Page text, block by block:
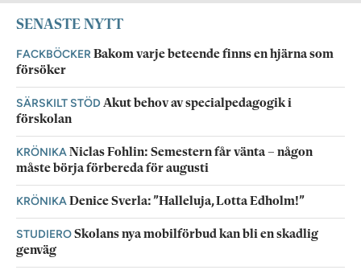
SENASTE NYTT
FACKBÖCKER Bakom varje beteende finns en hjärna som
försöker
SÄRSKILT STÖDAkut behov av specialpedagogik i
förskolan
KRÖNIKA Niclas Fohlin: Semestern får vänta – någon
måste börja förbereda för augusti
KRÖNIKA Denice Sverla: ”Halleluja, Lotta Edholm!”
STUDIEROSkolans nya mobilförbud kan bli en skadlig
genväg